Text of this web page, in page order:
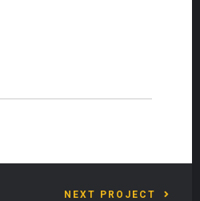
NEXT PROJECT